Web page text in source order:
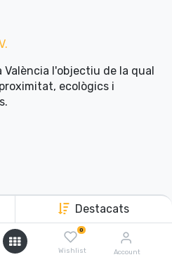
Destacats
0
Wishlist Account
l'objectiu de la qual
ecològics i